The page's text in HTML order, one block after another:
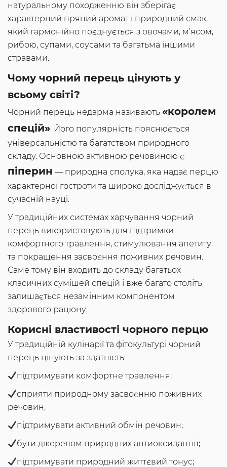
натуральному походженню він зберігає
характерний пряний аромат і природний смак,
який гармонійно поєднується з овочами, м’ясом,
рибою, супами, соусами та багатьма іншими
стравами.
Чому чорний перець цінують у
всьому світі?
Чорний перець недарма називають «королем
спецій». Його популярність пояснюється
універсальністю та багатством природного
складу. Основною активною речовиною є
піперин — природна сполука, яка надає перцю
характерної гостроти та широко досліджується в
сучасній науці.
У традиційних системах харчування чорний
перець використовують для підтримки
комфортного травлення, стимулювання апетиту
та покращення засвоєння поживних речовин.
Саме тому він входить до складу багатьох
класичних сумішей спецій і вже багато століть
залишається незамінним компонентом
здорового раціону.
Корисні властивості чорного перцю
У традиційній кулінарії та фітокультурі чорний
перець цінують за здатність:
підтримувати комфортне травлення;
сприяти природному засвоєнню поживних
речовин;
підтримувати активний обмін речовин;
бути джерелом природних антиоксидантів;
підтримувати природний життєвий тонус;